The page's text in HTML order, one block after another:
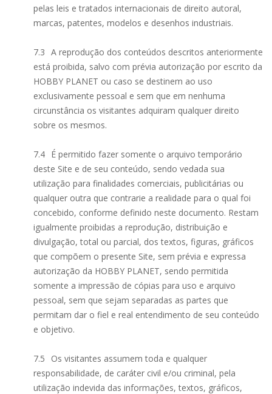
pelas leis e tratados internacionais de direito autoral,
marcas, patentes, modelos e desenhos industriais.
7.3 A reprodução dos conteúdos descritos anteriormente
está proibida, salvo com prévia autorização por escrito da
HOBBY PLANET ou caso se destinem ao uso
exclusivamente pessoal e sem que em nenhuma
circunstância os visitantes adquiram qualquer direito
sobre os mesmos.
7.4 É permitido fazer somente o arquivo temporário
deste Site e de seu conteúdo, sendo vedada sua
utilização para finalidades comerciais, publicitárias ou
qualquer outra que contrarie a realidade para o qual foi
concebido, conforme definido neste documento. Restam
igualmente proibidas a reprodução, distribuição e
divulgação, total ou parcial, dos textos, figuras, gráficos
que compõem o presente Site, sem prévia e expressa
autorização da HOBBY PLANET, sendo permitida
somente a impressão de cópias para uso e arquivo
pessoal, sem que sejam separadas as partes que
permitam dar o fiel e real entendimento de seu conteúdo
e objetivo.
7.5
Os visitantes assumem toda e qualquer
responsabilidade, de caráter civil e/ou criminal, pela
utilização indevida das informações, textos, gráficos,